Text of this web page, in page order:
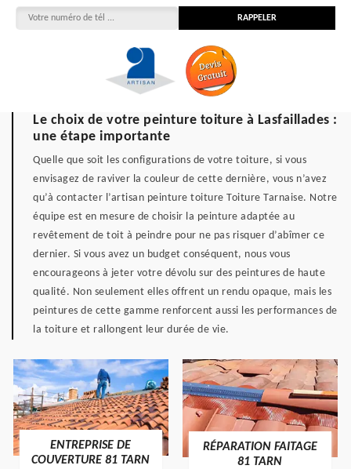
Le choix de votre peinture toiture à Lasfaillades :
une étape importante
Quelle que soit les configurations de votre toiture, si vous
envisagez de raviver la couleur de cette dernière, vous n’avez
qu’à contacter l’artisan peinture toiture Toiture Tarnaise. Notre
équipe est en mesure de choisir la peinture adaptée au
revêtement de toit à peindre pour ne pas risquer d’abîmer ce
dernier. Si vous avez un budget conséquent, nous vous
encourageons à jeter votre dévolu sur des peintures de haute
qualité. Non seulement elles offrent un rendu opaque, mais les
peintures de cette gamme renforcent aussi les performances de
la toiture et rallongent leur durée de vie.
ENTREPRISE DE
COUVERTURE 81 TARN
RÉPARATION FAITAGE
81 TARN